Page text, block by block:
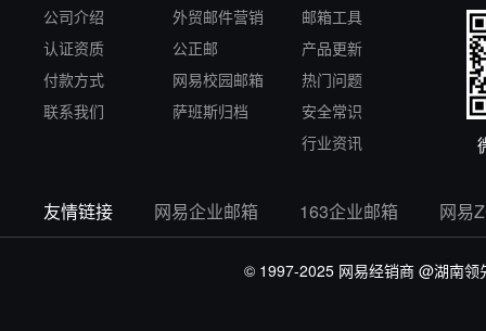
公司介绍
认证资质
付款方式
联系我们
外贸邮件营销
公正邮
网易校园邮箱
萨班斯归档
邮箱工具
产品更新
热门问题
安全常识
行业资讯
友情链接 网易企业邮箱 163企业邮箱 网易
© 1997-2025 网易经销商 @湖南领